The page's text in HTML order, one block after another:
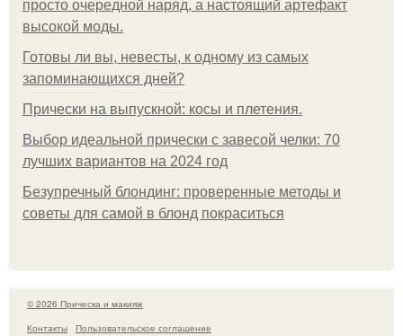
просто очередной наряд, а настоящий артефакт
высокой моды.
Готовы ли вы, невесты, к одному из самых
запоминающихся дней?
Прически на выпускной: косы и плетения.
Выбор идеальной прически с завесой челки: 70
лучших вариантов на 2024 год
Безупречный блондинг: проверенные методы и
советы для самой в блонд покраситься
© 2026 Прическа и макияж
Контакты
Пользовательское соглашение